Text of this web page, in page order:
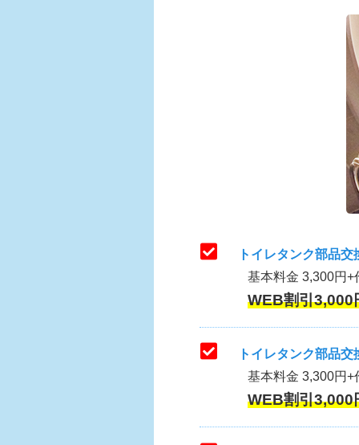
トイレタンク部品
基本料金 3,300円
WEB割引
トイレタンク部品
基本料金 3,300円+
WEB割引